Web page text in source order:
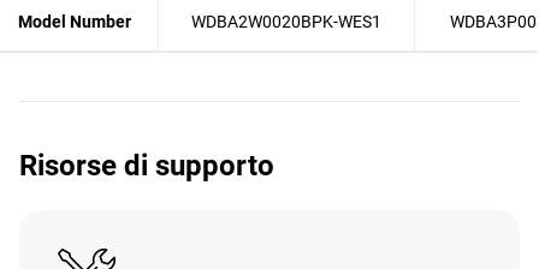
Model Number WDBA2W0020BPK-WES1
Risorse di supporto